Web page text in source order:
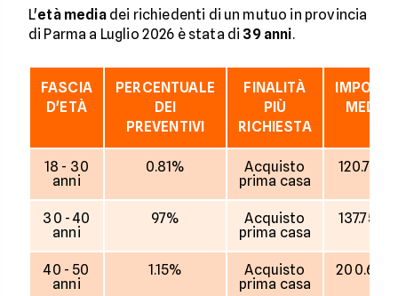
L'età mediadei richiedenti di un mutuo in provincia
di Parma a Luglio 2026 è stata di 39 anni.
FASCIA
D'ETÀ
PERCENTUALE
DEI
PREVENTIVI
FINALITÀ
PIÙ
RICHIESTA
MEDIO
18 - 30
anni
0.81%
Acquisto
prima casa
120.714 €
30 - 40
anni
97%
Acquisto
prima casa
137.755 €
40 - 50
anni
1.15%
Acquisto
prima casa
200.617